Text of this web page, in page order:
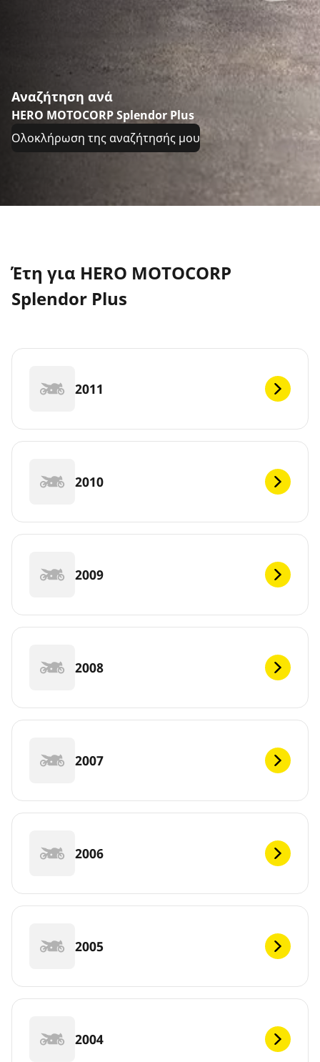
Αναζήτηση ανά
HERO MOTOCORP Splendor Plus
Ολοκλήρωση της αναζήτησής μου
Έτη για HERO MOTOCORP
Splendor Plus
2011
2010
2009
2008
2007
2006
2005
2004